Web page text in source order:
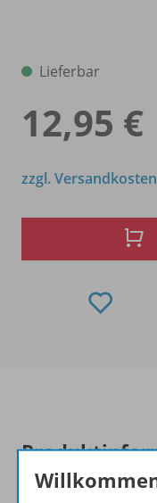
Lieferbar
12,95 €
zzgl. Versandkosten